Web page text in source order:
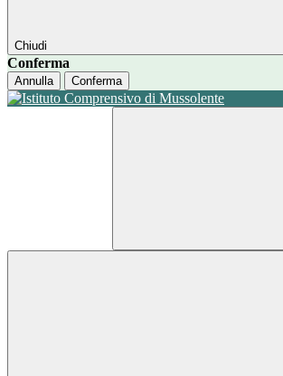
Chiudi
Conferma
Annulla Conferma